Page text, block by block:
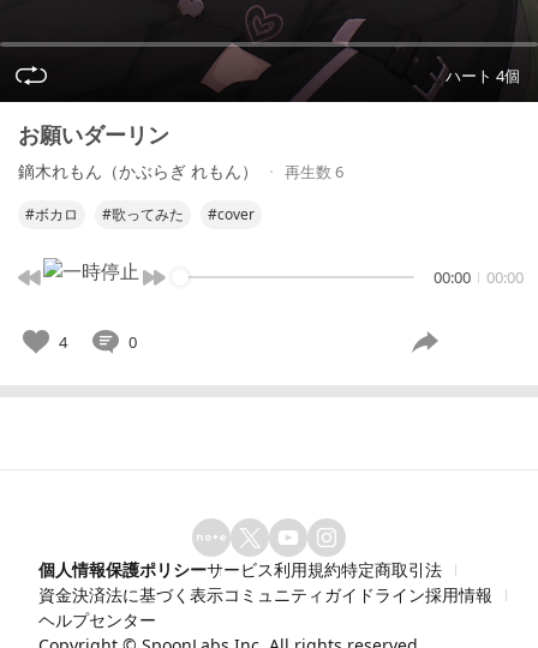
ハート 4個
お願いダーリン
鏑木れもん（かぶらぎ れもん） 再生数 6
#ボカロ #歌ってみた #cover
00:00 00:00
4 0
個人情報保護ポリシーサービス利用規約特定商取引法
資金決済法に基づく表示コミュニティガイドライン採用情報
ヘルプセンター